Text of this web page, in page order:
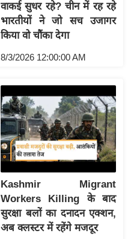
वाकई सुधर रहे? चीन में रह रहे
भारतीयों ने जो सच उजागर
किया वो चौंका देगा
8/3/2026 12:00:00 AM
Kashmir Migrant
Workers Killing के बाद
सुरक्षा बलों का दनादन एक्शन,
अब क्लस्टर में रहेंगे मजदूर